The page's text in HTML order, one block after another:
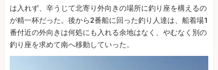
は入れず、辛うじて北寄り外向きの場所に釣り座を構えるの
が精一杯だった。後から2番船に回った釣り人達は、船着場1
番付近の外向きは何処にも入れる余地はなく、やむなく別の
釣り座を求めて南へ移動していった。